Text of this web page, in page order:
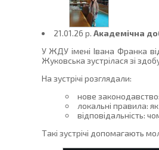
21.01.26 p. Академічна
У ЖДУ імені Івана Франка
Жуковська зустрілася зі
На зустрічі розглядали:
нове
локальні правила:
відповідальність:
Такі зустрічі допомагають